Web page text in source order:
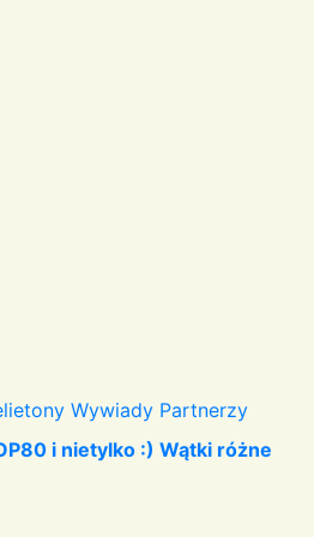
Wywiady Partnerzy
i nietylko :) Wątki różne